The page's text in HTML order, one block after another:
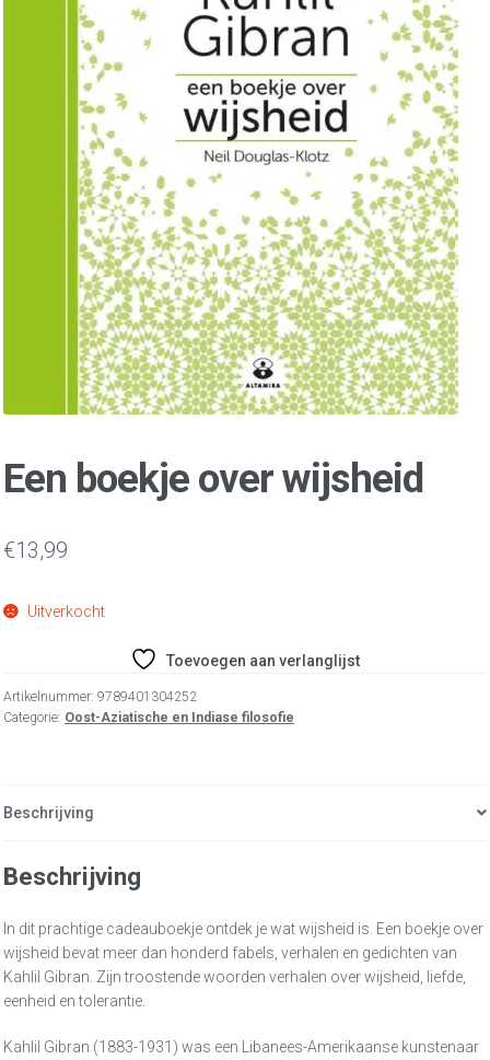
Een boekje over wijsheid
€13,99
Uitverkocht
Toevoegen aan verlanglijst
Artikelnummer: 9789401304252
Categorie: Oost-Aziatische en Indiase filosofie
Beschrijving
Beschrijving
In dit prachtige cadeauboekje ontdek je wat wijsheid is. Een boekje over
wijsheid bevat meer dan honderd fabels, verhalen en gedichten van
Kahlil Gibran. Zijn troostende woorden verhalen over wijsheid, liefde,
eenheid en tolerantie.
Kahlil Gibran (1883-1931) was een Libanees-Amerikaanse kunstenaar